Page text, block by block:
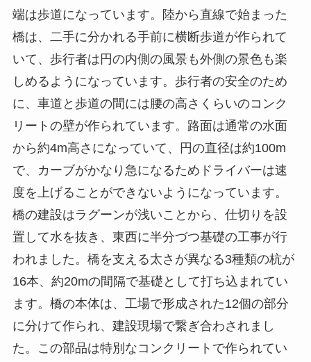
端は歩道になっています。陸から直線で始まった
橋は、二手に分かれる手前に横断歩道が作られて
いて、歩行者は円の内側の風景も外側の景色も楽
しめるようになっています。歩行者の安全のため
に、車道と歩道の間には腰の高さくらいのコンク
リートの壁が作られています。路面は通常の水面
から約4m高さになっていて、円の直径は約100m
で、カーブがかなり急になるためドライバーは速
度を上げることができないようになっています。
橋の建設はラグーンが浅いことから、仕切りを設
置して水を抜き、東西に半分づつ基礎の工事が行
われました。橋を支える太さが異なる3種類の杭が
16本、約20mの間隔で基礎として打ち込まれてい
ます。橋の本体は、工場で形成された12個の部分
に分けて作られ、建設現場で繋ぎ合わされまし
た。この部品は特別なコンクリートで作られてい